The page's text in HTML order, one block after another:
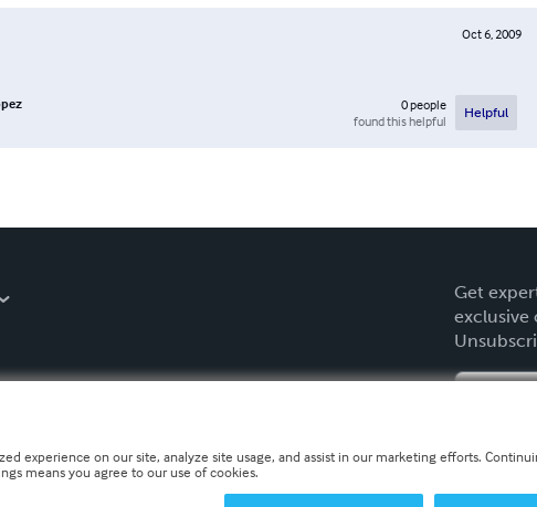
Oct 6, 2009
0people
found this helpful
Helpful
Get
exclusive
experience on our site, analyze site usage, and assist in our marketing efforts.
means you agree to our use of cookies.